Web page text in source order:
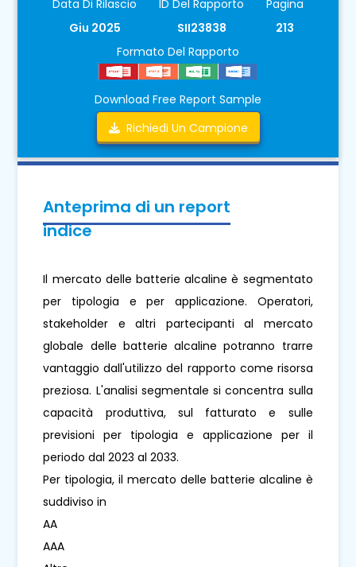
Data Di Rilascio
Giu 2025
ID Del Rapporto
SII23838
Pagina
213
Formato Del Rapporto
Download Free Report Sample
Richiedi Un Campione
Anteprima di un report
indice
Il mercato delle batterie alcaline è segmentato
per tipologia e per applicazione. Operatori,
stakeholder e altri partecipanti al mercato
globale delle batterie alcaline potranno trarre
vantaggio dall'utilizzo del rapporto come risorsa
preziosa. L'analisi segmentale si concentra sulla
capacità produttiva, sul fatturato e sulle
previsioni per tipologia e applicazione per il
periodo dal 2023 al 2033.
Per tipologia, il mercato delle batterie alcaline è
suddiviso in
AA
AAA